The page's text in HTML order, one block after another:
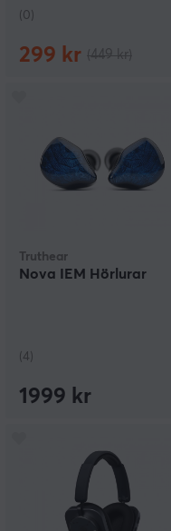
(0)
299 kr
Truthear
Nova IEM Hörlurar
(4)
1999 kr